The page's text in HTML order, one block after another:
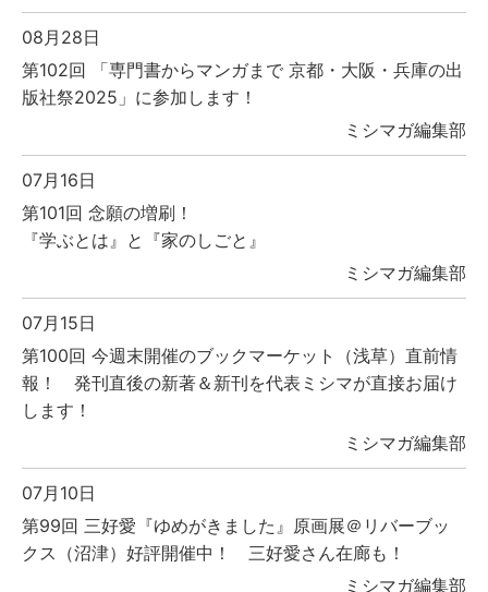
08月28日
第102回 「専門書からマンガまで 京都・大阪・兵庫の出
版社祭2025」に参加します！
ミシマガ編集部
07月16日
第101回 念願の増刷！
『学ぶとは』と『家のしごと』
ミシマガ編集部
07月15日
第100回 今週末開催のブックマーケット（浅草）直前情
報！ 発刊直後の新著＆新刊を代表ミシマが直接お届け
します！
ミシマガ編集部
07月10日
第99回 三好愛『ゆめがきました』原画展＠リバーブッ
クス（沼津）好評開催中！ 三好愛さん在廊も！
ミシマガ編集部